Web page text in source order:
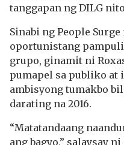
tanggapan ng DILG
Sinabi ng People
oportunistang
grupo, ginamit ni
pumapel sa publiko at
ambisyong tumakbo
darating na 2016.
“Matatandaang
ang bagyo,” salaysay